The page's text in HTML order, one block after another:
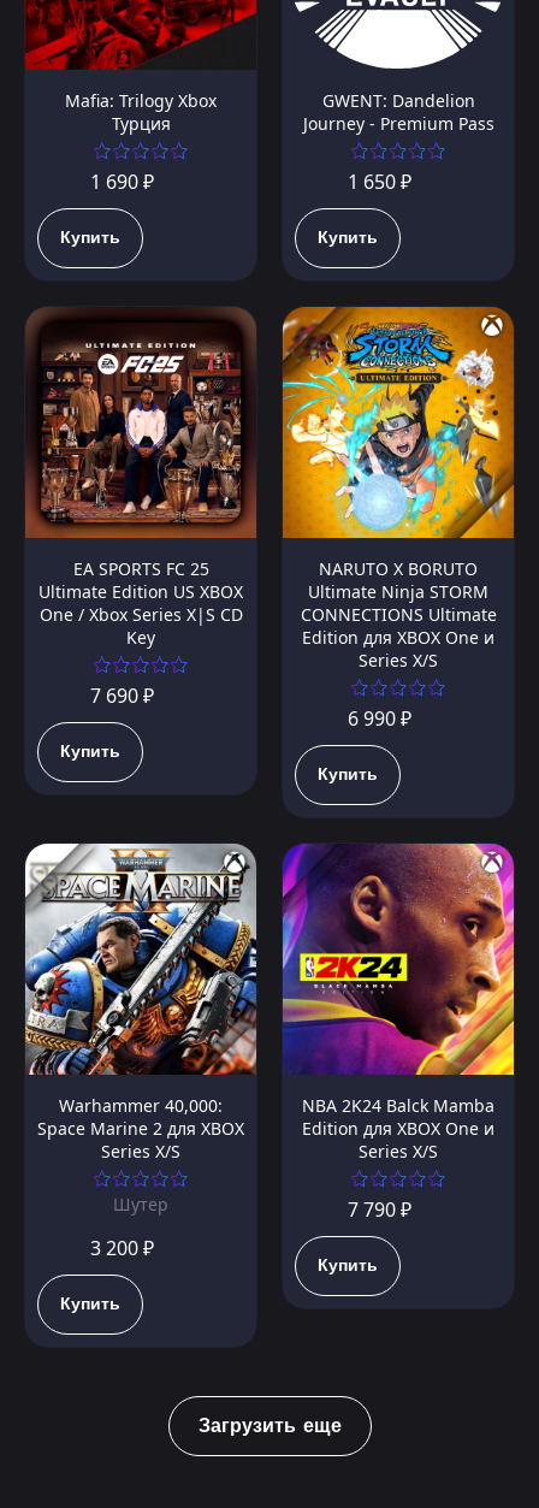
Mafia: Trilogy Xbox
Турция
1 690 ₽
Купить
GWENT: Dandelion
Journey - Premium Pass
1 650 ₽
Купить
EA SPORTS FC 25
Ultimate Edition US XBOX
One / Xbox Series X|S CD
Key
7 690 ₽
Купить
NARUTO X BORUTO
Ultimate Ninja STORM
CONNECTIONS Ultimate
Edition для XBOX One и
Series X/S
6 990 ₽
Купить
Warhammer 40,000:
Space Marine 2 для XBOX
Series X/S
Шутер
3 200 ₽
Купить
NBA 2K24 Balck Mamba
Edition для XBOX One и
Series X/S
7 790 ₽
Купить
Загрузить еще